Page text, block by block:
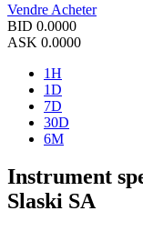
Vendre Acheter
BID 0.0000
ASK 0.0000
1H
1D
7D
30D
6M
Instrument
Slaski SA